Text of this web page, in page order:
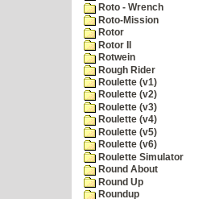
Roto - Wrench
Roto-Mission
Rotor
Rotor II
Rotwein
Rough Rider
Roulette (v1)
Roulette (v2)
Roulette (v3)
Roulette (v4)
Roulette (v5)
Roulette (v6)
Roulette Simulator
Round About
Round Up
Roundup